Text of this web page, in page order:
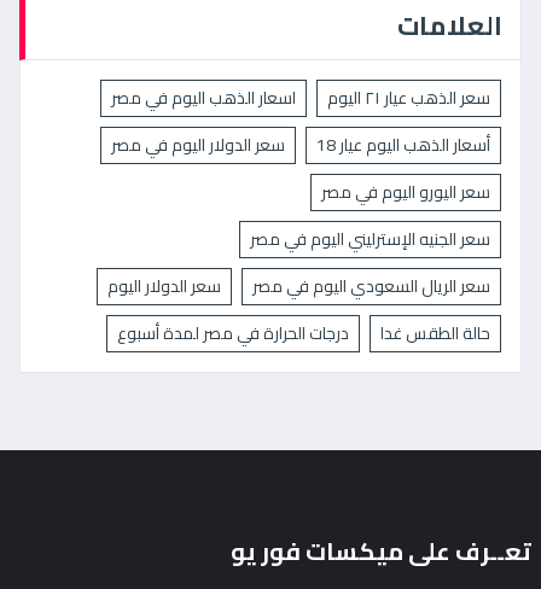
العلامات
سعر الذهب عيار ٢١ اليوم
اسعار الذهب اليوم في مصر
أسعار الذهب اليوم عيار 18
سعر الدولار اليوم في مصر
سعر اليورو اليوم في مصر
سعر الجنيه الإسترليني اليوم في مصر
سعر الريال السعودي اليوم في مصر
سعر الدولار اليوم
حالة الطقس غدا
درجات الحرارة في مصر لمدة أسبوع
تعــرف على ميكسات فور يو